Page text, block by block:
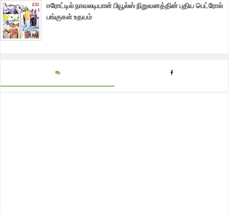
ஈரோட்டில் நாவலடியான் பியூல்ஸ் நிறுவனத்தின் புதிய பெட்ரோல்
பங்குகள் உதயம்